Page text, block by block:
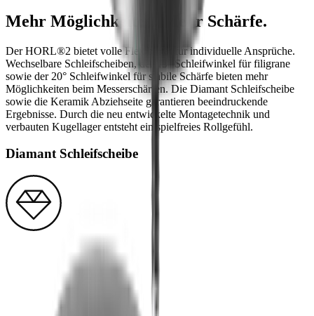
Mehr Möglichkeiten. Mehr Schärfe.
Der HORL®2 bietet volle Flexibilität für individuelle Ansprüche.
Wechselbare Schleifscheiben, der 15° Schleifwinkel für filigrane
sowie der 20° Schleifwinkel für stabile Schärfe bieten mehr
Möglichkeiten beim Messerschärfen. Die Diamant Schleifscheibe
sowie die Keramik Abziehseite garantieren beeindruckende
Ergebnisse. Durch die neu entwickelte Montagetechnik und
verbauten Kugellager entsteht ein spielfreies Rollgefühl.
Diamant Schleifscheibe